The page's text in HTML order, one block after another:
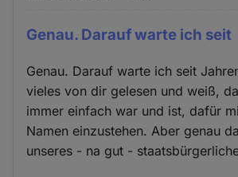
Genau. Darauf warte ich seit
Genau. Darauf warte ich seit
vieles von dir gelesen und weiß,
immer einfach war und ist, dafür
Namen einzustehen. Aber genau
unseres - na gut -